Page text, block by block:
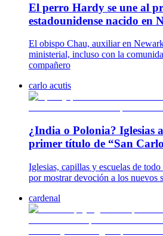
El perro Hardy se une al
estadounidense nacido en
El obispo Chau, auxiliar en
ministerial, incluso con la
compañero
carlo acutis
¿India o Polonia? Iglesias
primer título de “San
Iglesias, capillas y escuelas de
por mostrar devoción a los nuevos
cardenal